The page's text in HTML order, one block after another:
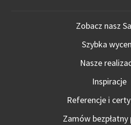
Zobacz nasz
Szybka
Nasze
Inspiracje
Referencje i
Zamów